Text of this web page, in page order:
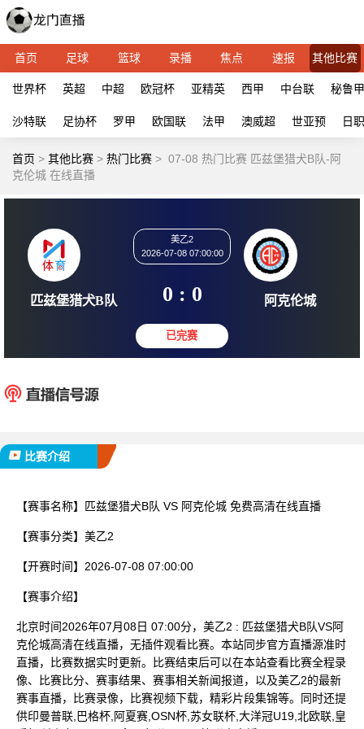
首页 足球 篮球 录播 焦点 速报 其他比赛
世界杯 英超 中超 欧冠杯 亚精英 西甲 中台联 秘鲁甲
沙特联 足协杯 罗甲 欧国联 法甲 澳威超 世亚预 日
首页 > 其他比赛 > 热门比赛 > 07-08 热门比赛 匹兹堡猎犬B队-阿
克伦城 在线直播
2026-07-08 07:00:00
0 : 0
比赛介绍
【赛事名称】 匹兹堡猎犬B队 VS 阿克伦城 免费高清在线直播
【赛事分类】 美乙2
【开赛时间】 2026-07-08 07:00:00
【赛事介绍】
北京时间2026年07月08日 07:00分，美乙2 : 匹兹堡猎犬B队VS阿
克伦城高清在线直播，无插件观看比赛。本站同步官方直播源准时
直播，比赛数据实时更新。比赛结束后可以在本站查看比赛全程录
像、比赛比分、赛事结果、赛事相关新闻报道，以及美乙2的最新
赛事直播，比赛录像，比赛视频下载，精彩片段集锦等。同时还提
供印曼普联,巴格杯,阿夏赛,OSN杯,苏女联杯,大洋冠U19,北欧联,皇